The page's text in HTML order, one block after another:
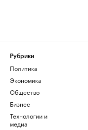
Рубрики
Политика
Экономика
Общество
Бизнес
Технологии и
медиа